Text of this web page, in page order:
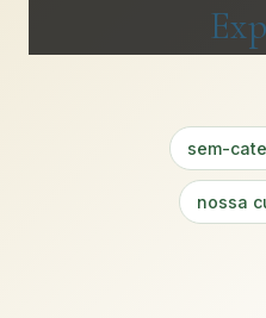
sem-
nossa